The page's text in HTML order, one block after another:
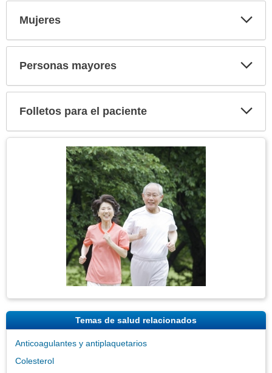
Mujeres
Personas mayores
Folletos para el paciente
Temas de salud relacionados
Anticoagulantes y antiplaquetarios
Colesterol